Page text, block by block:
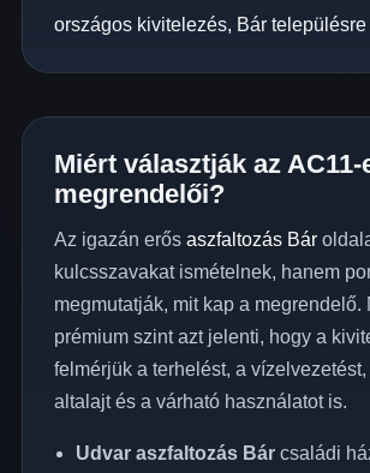
országos kivitelezés, Bár településre
Miért választják az
megrendelői?
Az igazán erős aszfaltozás Bár
kulcsszavakat ismételnek, hanem
megmutatják, mit kap a megrendelő.
prémium szint azt jelenti, hogy a
felmérjük a terhelést, a
altalajt és a várható használatot is.
Udvar aszfaltozás Bárcsaládi